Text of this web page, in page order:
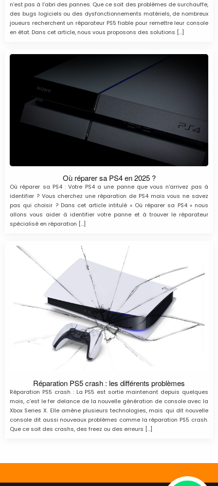
n’est pas à l’abri des pannes. Que ce soit des problèmes de surchauffe,
des bugs logiciels ou des dysfonctionnements matériels, de nombreux
joueurs recherchent un réparateur PS5 fiable pour remettre leur console
en état. Dans cet article, nous vous proposons des solutions […]
Où réparer sa PS4 en 2025 ?
Où réparer sa PS4 : Votre PS4 a une panne que vous n’arrivez pas à
identifier ? Vous cherchez une réparation de PS4 mais vous ne savez
pas qui choisir ? Dans cet article intitulé « Où réparer sa PS4 » nous
allons vous aider à identifier votre panne et à trouver le réparateur
spécialisé en réparation […]
Réparation PS5 crash : les différents problèmes
Réparation PS5 crash : La PS5 est sortie maintenant depuis quelques
mois, c’est le fer delance de la nouvelle génération de console avec la
Xbox Series X. Elle amène plusieurs technologies, mais qui dit nouvelle
console dit aussi nouveaux problèmes comme la réparation PS5 crash.
Que ce soit des crashs, des freez ou des erreurs […]